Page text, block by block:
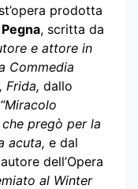
prodotta
, scritta da
e attore in
Commedia
Frida, dallo
che pregò per la
acuta, e dal
dell’Opera
al Winter